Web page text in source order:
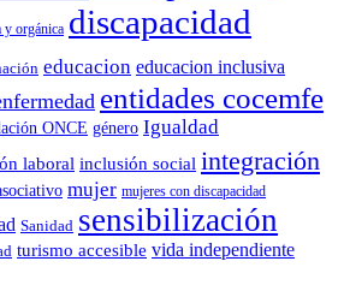
y orgánica discapacidad
educacion educacion inclusiva
entidades cocemfe
ONCE género Igualdad
laboral inclusión social integración
mujer mujeres con discapacidad
Sanidad sensibilización
turismo accesible vida independiente